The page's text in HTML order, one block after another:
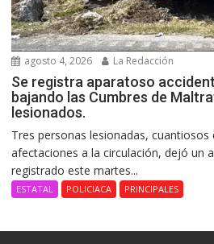
agosto 4, 2026 La Redacción
Se registra aparatoso
bajando las Cumbres de
lesionados.
Tres personas lesionadas,
afectaciones a la circulación, dejó un
registrado este martes...
ESTATAL POLICIACA PRINCIPALES